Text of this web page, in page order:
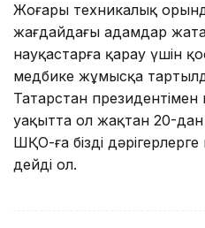
Жоғары техникалық
жағдайдағы адамдар
науқастарға қарау үшін
медбике жұмысқа
Татарстан президентімен
уақытта ол жақтан 20-
ШҚО-ға біздің
дейді ол.